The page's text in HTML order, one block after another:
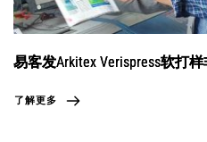
易客发Arkitex Verispress软打
了解更多